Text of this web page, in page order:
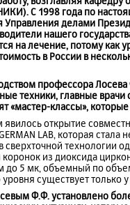
С 1998 года по
делами
нашего
на лечение, потому
в России в
профессора
техники, главные
«мастер-классы»,
открытие
LAB, которая
сверхточной технологии
из диоксида
до 5 мк, объемный по
существует только у
Ф.Ф. установлено